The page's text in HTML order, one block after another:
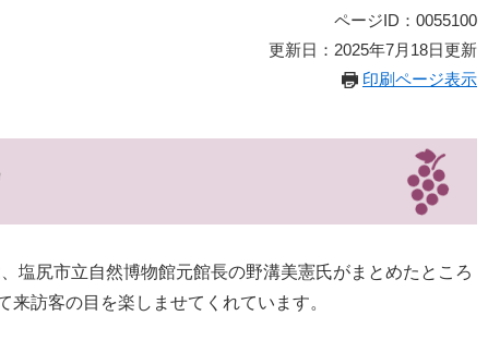
ページID：0055100
更新日：2025年7月18日更新
印刷ページ表示
塩尻市立自然博物館元館長の野溝美憲氏がまとめたところ
訪客の目を楽しませてくれています。